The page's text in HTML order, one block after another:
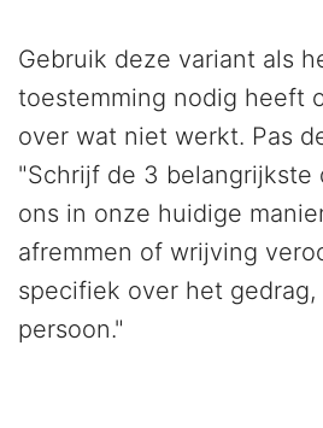
Gebruik deze variant als
toestemming nodig heeft
over wat niet werkt. Pas
"Schrijf de 3 belangrijkste
ons in onze huidige
afremmen of wrijving
specifiek over het
persoon."